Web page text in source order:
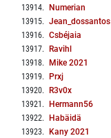
13914. Numerian
13915. Jean_dossantos
13916. Csbéjaia
13917. Ravihl
13918. Mike 2021
13919. Prxj
13920. R3v0x
13921 . Hermann56
13922. Habäidä
13923. Kany 2021